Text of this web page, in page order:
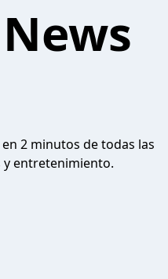
2 minutos de todas las
y entretenimiento.